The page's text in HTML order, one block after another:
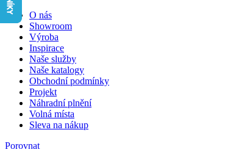
O nás
Showroom
Výroba
Inspirace
Naše služby
Naše katalogy
Obchodní podmínky
Projekt
Náhradní plnění
Volná místa
Sleva na nákup
Porovnat